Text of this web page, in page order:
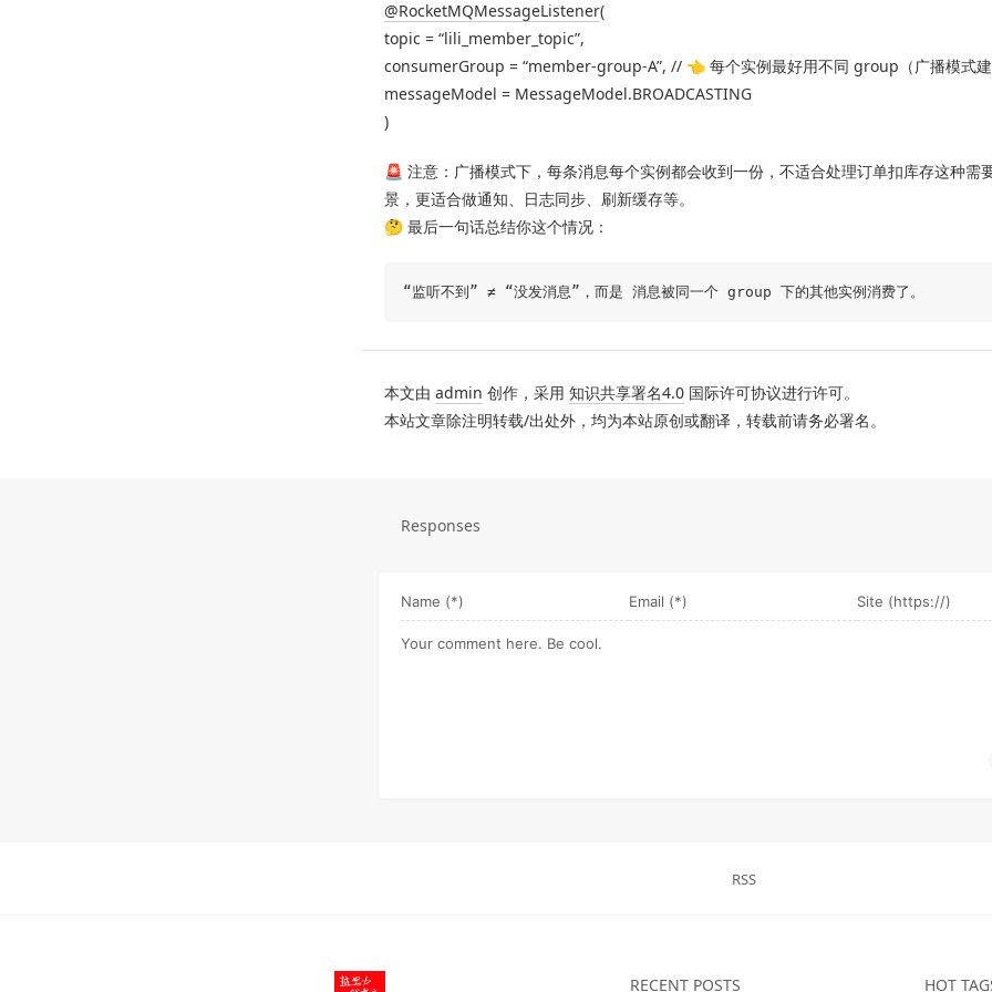
@RocketMQMessageListener(
topic = “lili_member_topic”,
consumerGroup = “member-group-A”, // 👈 每个实例最好用不同 group（广播模式建
messageModel = MessageModel.BROADCASTING
)
🚨 注意：广播模式下，每条消息每个实例都会收到一份，不适合处理订单扣库存这种需
景，更适合做通知、日志同步、刷新缓存等。
🤔 最后一句话总结你这个情况：
本文由 admin 创作，采用 知识共享署名4.0 国际许可协议进行许可。
本站文章除注明转载/出处外，均为本站原创或翻译，转载前请务必署名。
Responses
RSS
RECENT POSTS HOT